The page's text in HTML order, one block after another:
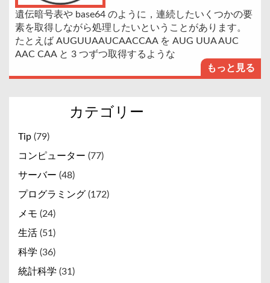
遺伝暗号表や base64 のように，連続したいくつかの要
素を取得しながら処理したいということがあります。
たとえば AUGUUAAUCAACCAA を AUG UUA AUC
AAC CAA と 3 つずつ取得するような
もっと見る
カテゴリー
Tip (79)
コンピューター (77)
サーバー (48)
プログラミング (172)
メモ (24)
生活 (51)
科学 (36)
統計科学 (31)